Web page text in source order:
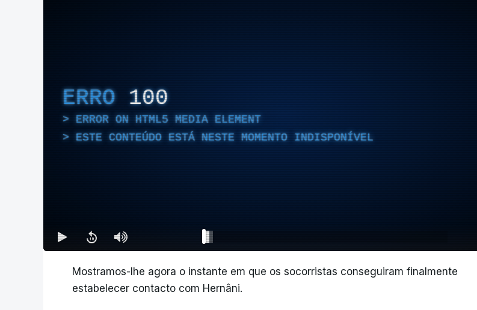
ERRO 100
ERROR ON HTML5 MEDIA ELEMENT
ESTE CONTEÚDO ESTÁ NESTE MOMENTO INDISPONÍVEL
Mostramos-lhe agora o instante em que os socorristas conseguiram finalmente
estabelecer contacto com Hernâni.